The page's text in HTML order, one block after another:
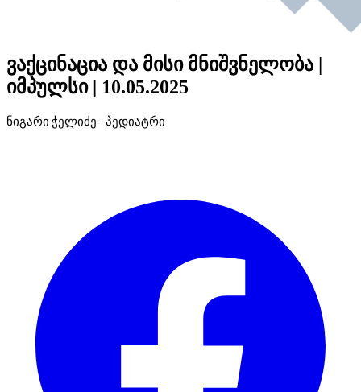
ვაქცინაცია და მისი მნიშვნელობა |
იმპულსი | 10.05.2025
ნიგარი ჭელიძე - პედიატრი